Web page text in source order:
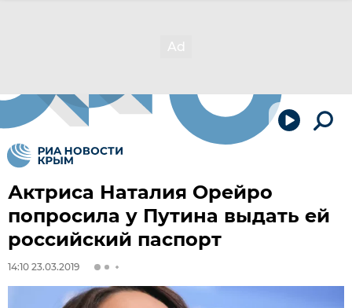
Актриса Наталия Орейро
попросила у Путина выдать ей
российский паспорт
14:10 23.03.2019